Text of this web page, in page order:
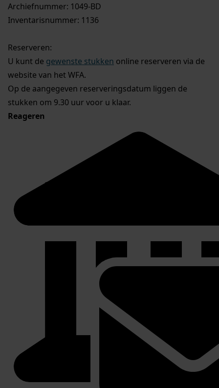
Archiefnummer: 1049-BD
Inventarisnummer: 1136
Reserveren:
U kunt de gewenste stukken online reserveren via de
website van het WFA.
Op de aangegeven reserveringsdatum liggen de
stukken om 9.30 uur voor u klaar.
Reageren